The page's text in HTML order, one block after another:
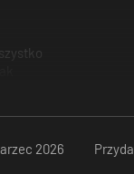
2026